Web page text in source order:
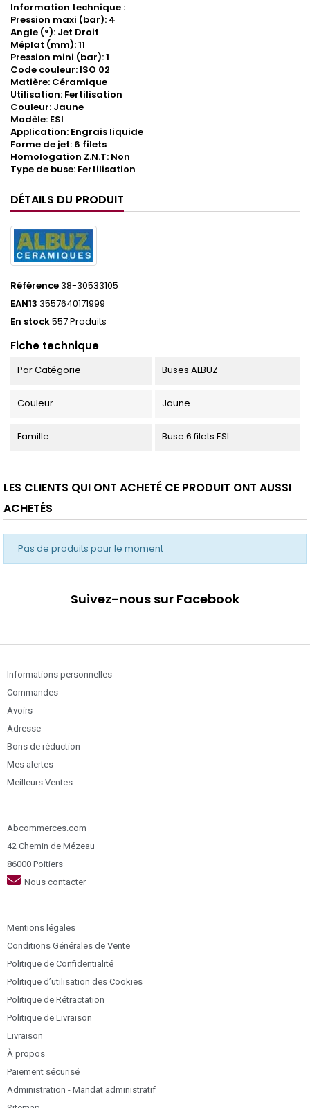
Information technique :
Pression maxi (bar): 4
Angle (°): Jet Droit
Méplat (mm): 11
Pression mini (bar): 1
Code couleur: ISO 02
Matière: Céramique
Utilisation: Fertilisation
Couleur: Jaune
Modèle: ESI
Application: Engrais liquide
Forme de jet: 6 filets
Homologation Z.N.T: Non
Type de buse: Fertilisation
DÉTAILS DU PRODUIT
Référence38-30533105
EAN13 3557640171999
En stock557 Produits
Fiche technique
Par Catégorie Buses ALBUZ
Couleur Jaune
Famille Buse 6 filets ESI
LES CLIENTS QUI ONT ACHETÉ CE PRODUIT ONT AUSSI
ACHETÉS
Pas de produits pour le moment
Suivez-nous sur Facebook
Informations personnelles
Commandes
Avoirs
Adresse
Bons de réduction
Mes alertes
Meilleurs Ventes
Abcommerces.com
42 Chemin de Mézeau
86000 Poitiers
Nous contacter
Mentions légales
Conditions Générales de Vente
Politique de Confidentialité
Politique d’utilisation des Cookies
Politique de Rétractation
Politique de Livraison
Livraison
À propos
Paiement sécurisé
Administration - Mandat administratif